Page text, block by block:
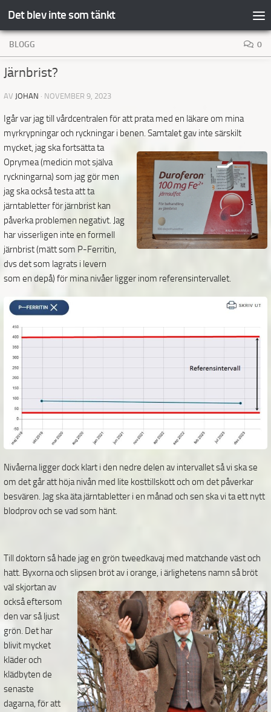
Hoppa till innehåll
Det blev inte som tänkt
BLOGG 0
Järnbrist?
AV JOHAN · NOVEMBER 9, 2023
Igår var jag till vårdcentralen för att prata med en läkare om mina
myrkrypningar och ryckningar i benen. Samtalet gav inte särskilt
mycket, jagska fortsätta ta
Oprymea (medicin mot själva
ryckningarna) som jag gör men
jag ska också testa att ta
järntabletter för järnbrist kan
påverka problemen negativt. Jag
har visserligen inte en formell
järnbrist (mätt som P-Ferritin,
dvs det som lagrats i levern
som en depå) för mina nivåer ligger inom referensintervallet.
Nivåerna ligger dock klart i den nedre delen av intervallet så vi ska se
om det går att höja nivån med lite kosttillskott och om det påverkar
besvären. Jag ska äta järntabletter i en månad och sen ska vi ta ett nytt
blodprov och se vad som hänt.
Till doktorn så hade jag en grön tweedkavaj med matchande väst och
hatt. Byxorna och slipsen bröt av i orange, i ärlighetens namn så bröt
väl skjortan av
också eftersom
den var så ljust
grön. Det har
blivit mycket
kläder och
klädbyten de
senaste
dagarna, för att